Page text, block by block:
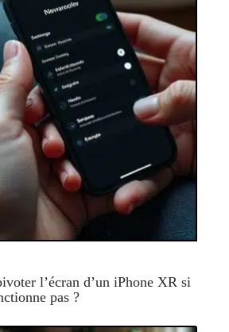
l’écran d’un iPhone XR si
pas ?